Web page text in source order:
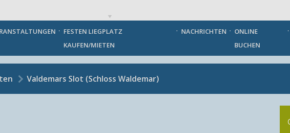
FESTEN LIEGPLATZ
KAUFEN/MIETEN
NACHRICHTEN
ONLINE
BUCHEN
Valdemars Slot (Schloss Waldemar)